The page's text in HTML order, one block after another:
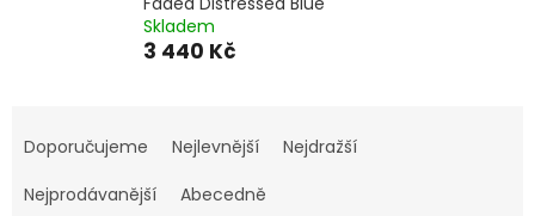
Skladem
3 440 Kč
a
e
Doporučujeme Nejlevnější
Nejdražší
Nejprodávanější
Abecedně